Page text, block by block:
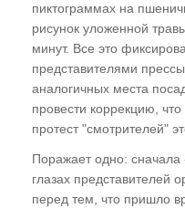
пиктограммах на
рисунок уложенной
минут. Все это
представителями
аналогичных места
провести коррекцию,
протест "смотрителей"
Поражает одно: сначала
глазах представителей
перед тем, что пришло